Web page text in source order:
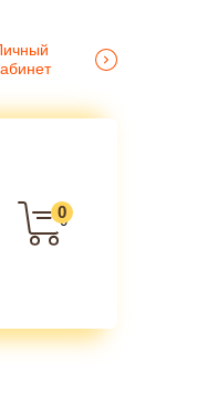
0
0